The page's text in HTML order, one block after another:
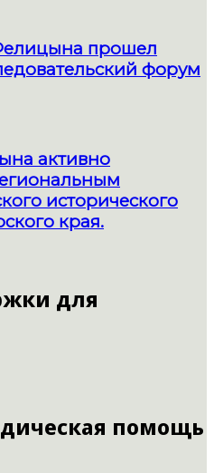
прошел
форум
активно
исторического
края.
для
помощь